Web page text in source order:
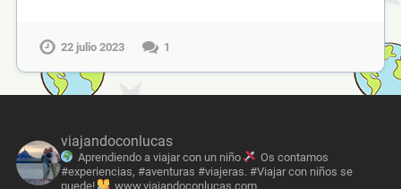
22 julio 2023 1
viajandoconlucas
Aprendiendo a viajar con un niño
Os contamos
#experiencias, #aventuras #viajeras. #Viajar con niños se
puede!
www.viajandoconlucas.com